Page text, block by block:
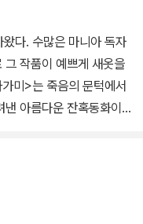
다. 수많은 마니아 독자
그 작품이 예쁘게 새옷을
미>는 죽음의 문턱에서
아름다운 잔혹동화이
깊고 푸른 호수 속을 헤
된 채 살아가는 소년은